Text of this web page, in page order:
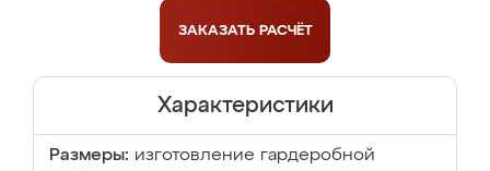
ЗАКАЗАТЬ РАСЧЁТ
Характеристики
Размеры: изготовление гардеробной